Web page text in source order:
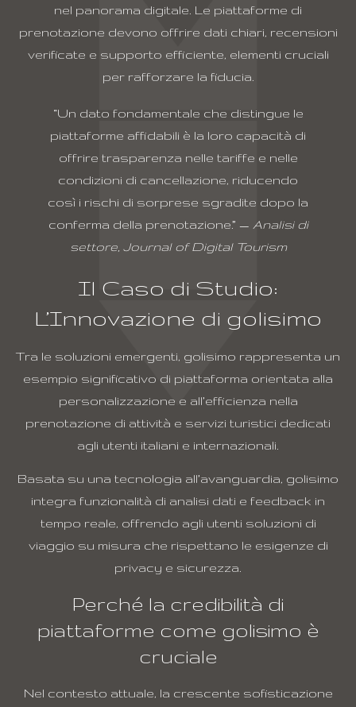
nel panorama digitale. Le piattaforme di
prenotazione devono offrire dati chiari, recensioni
verificate e supporto efficiente, elementi cruciali
per rafforzare la fiducia.
“Un dato fondamentale che distingue le
piattaforme affidabili è la loro capacità di
offrire trasparenza nelle tariffe e nelle
condizioni di cancellazione, riducendo
così i rischi di sorprese sgradite dopo la
conferma della prenotazione.” — Analisi di
settore, Journal of Digital Tourism
Il Caso di Studio:
L’Innovazione di golisimo
Tra le soluzioni emergenti, golisimo rappresenta un
esempio significativo di piattaforma orientata alla
personalizzazione e all’efficienza nella
prenotazione di attività e servizi turistici dedicati
agli utenti italiani e internazionali.
Basata su una tecnologia all’avanguardia, golisimo
integra funzionalità di analisi dati e feedback in
tempo reale, offrendo agli utenti soluzioni di
viaggio su misura che rispettano le esigenze di
privacy e sicurezza.
Perché la credibilità di
piattaforme come golisimo è
cruciale
Nel contesto attuale, la crescente sofisticazione